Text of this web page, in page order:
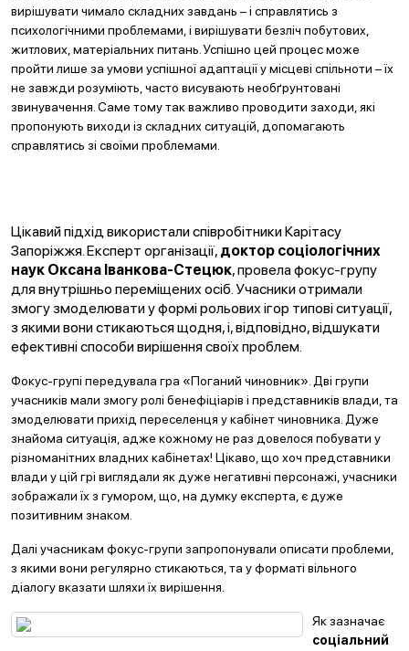
вирішувати чимало складних завдань – і справлятись з
психологічними проблемами, і вирішувати безліч побутових,
житлових, матеріальних питань. Успішно цей процес може
пройти лише за умови успішної адаптації у місцеві спільноти – їх
не завжди розуміють, часто висувають необґрунтовані
звинувачення. Саме тому так важливо проводити заходи, які
пропонують виходи із складних ситуацій, допомагають
справлятись зі своїми проблемами.
Цікавий підхід використали співробітники Карітасу
Запоріжжя. Експерт організації, доктор соціологічних
наук Оксана Іванкова-Стецюк, провела фокус-групу
для внутрішньо переміщених осіб. Учасники отримали
змогу змоделювати у формі рольових ігор типові ситуації,
з якими вони стикаються щодня, і, відповідно, відшукати
ефективні способи вирішення своїх проблем.
Фокус-групі передувала гра «Поганий чиновник». Дві групи
учасників мали змогу ролі бенефіціарів і представників влади, та
змоделювати прихід переселенця у кабінет чиновника. Дуже
знайома ситуація, адже кожному не раз довелося побувати у
різноманітних владних кабінетах! Цікаво, що хоч представники
влади у цій грі виглядали як дуже негативні персонажі, учасники
зображали їх з гумором, що, на думку експерта, є дуже
позитивним знаком.
Далі учасникам фокус-групи запропонували описати проблеми,
з якими вони регулярно стикаються, та у форматі вільного
діалогу вказати шляхи їх вирішення.
Як зазначає
соціальний